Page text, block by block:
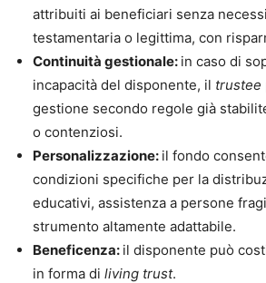
attribuiti ai beneficiari senza
testamentaria o legittima, con
Continuità gestionale: in caso di
incapacità del disponente, il trustee
gestione secondo regole già
o contenziosi.
Personalizzazione: il fondo
condizioni specifiche per la
educativi, assistenza a persone
strumento altamente adattabile.
Beneficenza: il disponente può
in forma di living trust.